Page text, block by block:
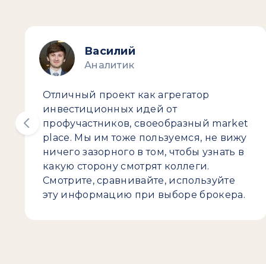
Василий
Аналитик
Отличный проект как агрегатор
инвестиционных идей от
профучастников, своеобразный market
place. Мы им тоже пользуемся, не вижу
ничего зазорного в том, чтобы узнать в
какую сторону смотрят коллеги.
Смотрите, сравнивайте, используйте
эту информацию при выборе брокера.